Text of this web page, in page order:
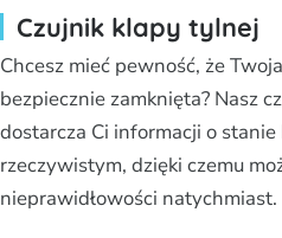
Czujnik klapy tylnej
Chcesz mieć pewność, że
bezpiecznie zamknięta? Nasz
dostarcza Ci informacji o
rzeczywistym, dzięki czemu
nieprawidłowości natychmiast.